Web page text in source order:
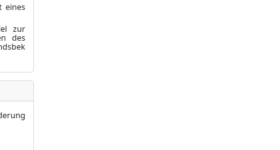
eines
zur
des